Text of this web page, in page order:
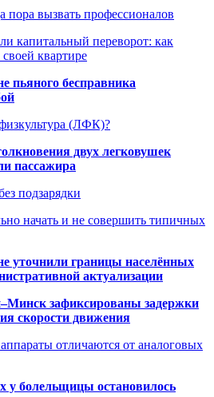
пора вызвать профессионалов
капитальный переворот: как
квартире
пьяного бесправника
(ЛФК)?
двух легковушек
пассажира
подзарядки
начать и не совершить типичных
уточнили границы населённых
актуализации
зафиксированы задержки
скорости движения
отличаются от аналоговых
у болельщицы остановилось